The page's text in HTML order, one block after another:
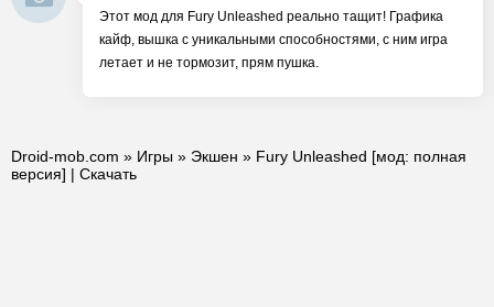
Этот мод для Fury Unleashed реально тащит! Графика
кайф, вышка с уникальными способностями, с ним игра
летает и не тормозит, прям пушка.
Droid-mob.com » Игры » Экшен » Fury Unleashed [мод: полная
версия] | Скачать